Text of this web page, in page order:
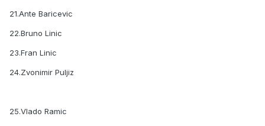
21.Ante Baricevic
22.Bruno Linic
23.Fran Linic
24.Zvonimir Puljiz
25.Vlado Ramic